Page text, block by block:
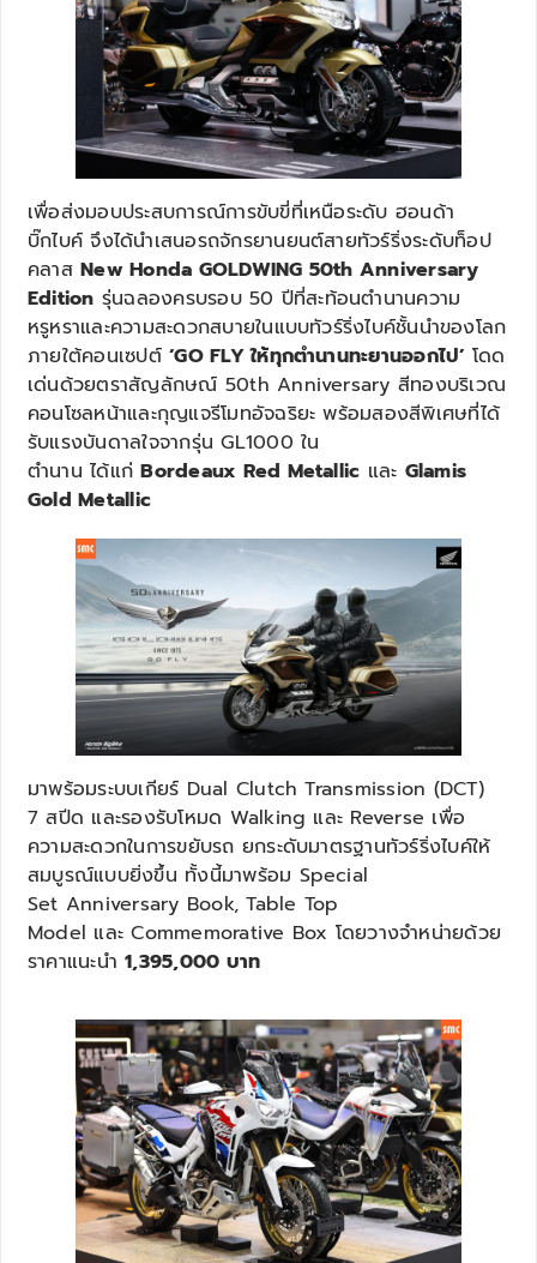
เพื่อส่งมอบประสบการณ์การขับขี่ที่เหนือระดับ ฮอนด้า
บิ๊กไบค์ จึงได้นำเสนอรถจักรยานยนต์สายทัวร์ริ่งระดับท็อป
คลาสNew Honda GOLDWING 50th Anniversary
Edition รุ่นฉลองครบรอบ 50 ปีที่สะท้อนตำนานความ
หรูหราและความสะดวกสบายในแบบทัวร์ริ่งไบค์ชั้นนำของโลก
ภายใต้คอนเซปต์‘GO FLY ให้ทุกตำนานทะยานออกไป’ โดด
เด่นด้วยตราสัญลักษณ์ 50th Anniversary สีทองบริเวณ
คอนโซลหน้าและกุญแจรีโมทอัจฉริยะ พร้อมสองสีพิเศษที่ได้
รับแรงบันดาลใจจากรุ่น GL1000 ใน
ตำนาน ได้แก่Bordeaux Red Metallic และ Glamis
Gold Metallic
มาพร้อมระบบเกียร์ Dual Clutch Transmission (DCT)
7 สปีด และรองรับโหมด Walking และ Reverse เพื่อ
ความสะดวกในการขยับรถ ยกระดับมาตรฐานทัวร์ริ่งไบค์ให้
สมบูรณ์แบบยิ่งขึ้น ทั้งนี้มาพร้อม Special
Set Anniversary Book, Table Top
Model และ Commemorative Box โดยวางจำหน่ายด้วย
ราคาแนะนำ1,395,000 บาท